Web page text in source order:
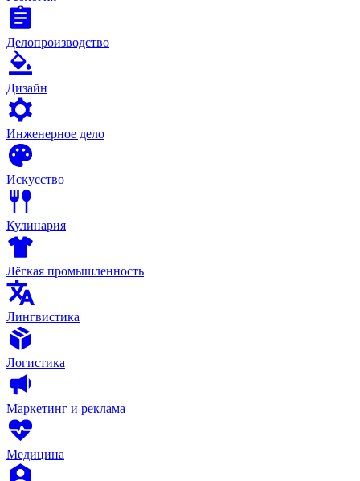
Делопроизводство
Дизайн
Инженерное дело
Искусство
Кулинария
Лёгкая промышленность
Лингвистика
Логистика
Маркетинг и реклама
Медицина